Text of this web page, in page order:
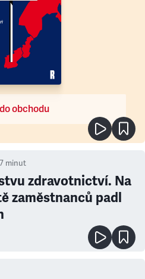
obchodu
minut
zdravotnictví. Na
zaměstnanců padl